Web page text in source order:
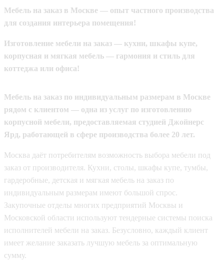
Мебель на заказ в Москве — опыт частного производства
для создания интерьера помещения!
Изготовление мебели на заказ — кухни, шкафы купе,
корпусная и мягкая мебель — гармония и стиль для
коттеджа или офиса!
Мебель на заказ по индивидуальным размерам в Москве
рядом с клиентом — одна из услуг по изготовлению
корпусной мебели, предоставляемая студией Джойнерс
Ярд, работающей в сфере производства более 20 лет.
Москва даёт потребителям возможность выбора мебели под
заказ от производителя. Кухни, столы, шкафы купе, тумбы,
гардеробные, детская и мягкая мебель на заказ по
индивидуальным размерам имеют большой спрос.
Закупочные отделы многих предприятий Москвы и
Московской области используют тендерные системы поиска
исполнителей мебели на заказ. Безусловно, каждый клиент
имеет желание заказать лучшую мебель за оптимальную
сумму.